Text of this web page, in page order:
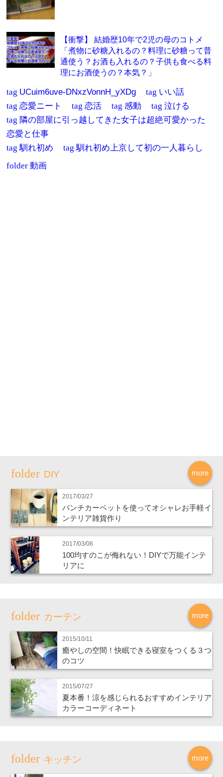
【衝撃】 結婚歴10年で2児の母のコトメ
「煮物に砂糖入れるの？料理に砂糖って普
通使う？お酒も入れるの？子供も食べる料
理にお酒使うの？本気？」
tag UCuim6uve-DNxzVonnH_yXDg tag いい話
tag恋愛ニート tag恋活 tag感動 tag泣ける
tag 隣の部屋に引っ越してきた女子は超絶可愛かった
恋愛と仕事
tag馴れ初め tag馴れ初め上京して初の一人暮らし
folder動画
more
DIY
2017/03/27
パンチカーペットを使ってオシャレお手軽イ
ンテリア雑貨作り
2017/03/06
100均すのこが侮れない！DIYで万能インテ
リアに
more
カーテン
2015/10/11
癒やしの空間！快眠できる寝室をつくる３つ
のコツ
2015/07/27
夏本番！涼を感じられるおすすめインテリア
カラーコーディネート
more
キッチン